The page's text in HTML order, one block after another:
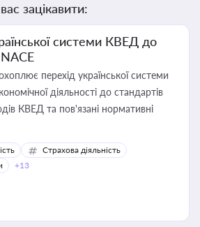
зацікавити:
системи КВЕД до
перехід української системи
діяльності до стандартів
КВЕД та пов'язані нормативні
Страхова діяльність
+13